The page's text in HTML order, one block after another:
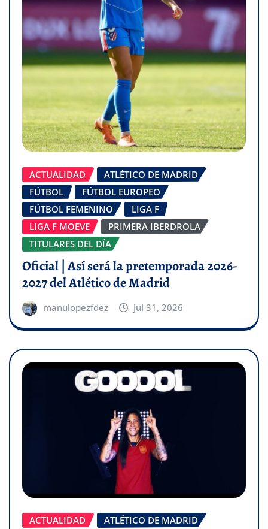
ACTUALIDAD
ATLÉTICO DE MADRID
FÚTBOL
FÚTBOL EUROPEO
FÚTBOL FEMENINO
LIGA F
LIGA F MOEVE
PRIMERA IBERDROLA
TITULARES DEL DÍA
Oficial | Así será la pretemporada 2026-
2027 del Atlético de Madrid
manulopezfdez Jul 31, 2026
ACTUALIDAD ATLÉTICO DE MADRID